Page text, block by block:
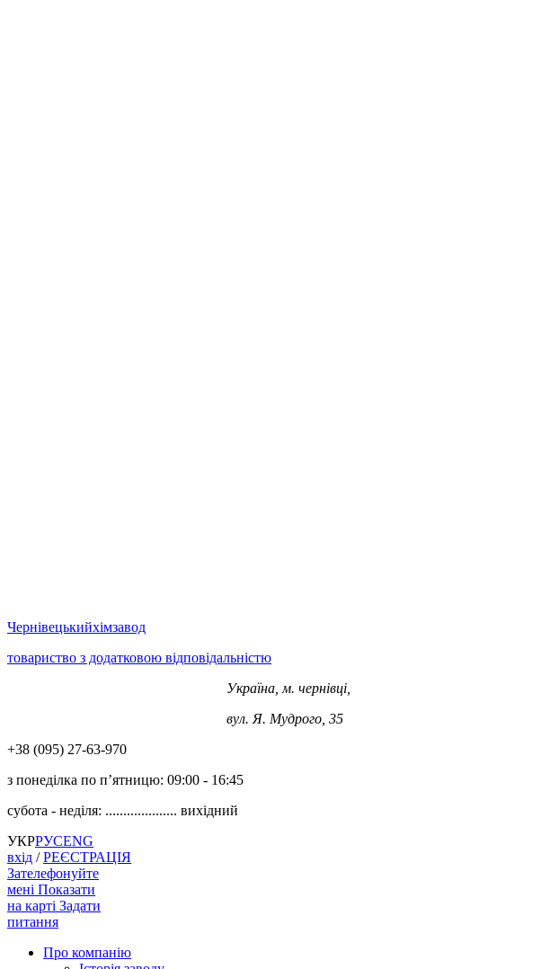
Чернівецькийхімзавод
товариство з додатковою відповідальністю
Україна, м. чернівці,
вул. Я. Мудрого, 35
+38 (‎‎095) 27-63-970
з понеділка по п’ятницю: 09:00 - 16:45
субота - неділя: .................... вихідний
УКРРУСENG
вхід /РЕЄСТРАЦІЯ
Зателефонуйте
мені Показати
на карті Задати
питання
Про компанію